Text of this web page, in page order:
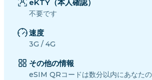
eKTY（本人確認）
不要です
速度
3G / 4G
その他の情報
eSIM QRコードは数分以内にあなた